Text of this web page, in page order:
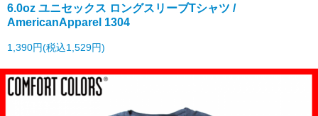
6.0oz ユニセックス ロングスリーブTシャツ /
AmericanApparel 1304
1,390円(税込1,529円)